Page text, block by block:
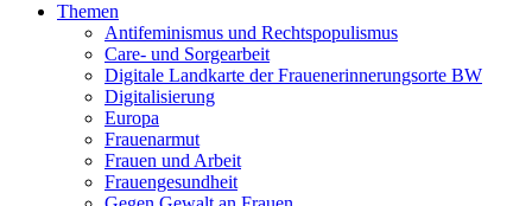
Themen
Antifeminismus und Rechtspopulismus
Care- und Sorgearbeit
Digitale Landkarte der Frauenerinnerungsorte BW
Digitalisierung
Europa
Frauenarmut
Frauen und Arbeit
Frauengesundheit